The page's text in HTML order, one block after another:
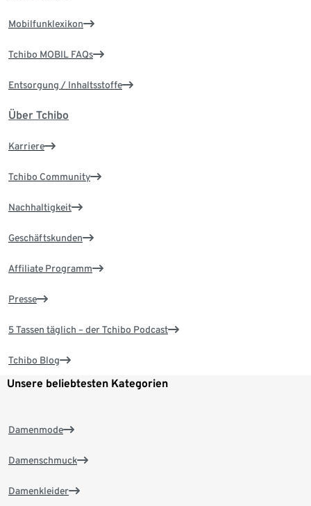
Mobilfunklexikon
Tchibo MOBIL FAQs
Entsorgung / Inhaltsstoffe
Über Tchibo
Karriere
Tchibo Community
Nachhaltigkeit
Geschäftskunden
Affiliate Programm
Presse
5 Tassen täglich – der Tchibo Podcast
Tchibo Blog
Unsere beliebtesten Kategorien
Damenmode
Damenschmuck
Damenkleider